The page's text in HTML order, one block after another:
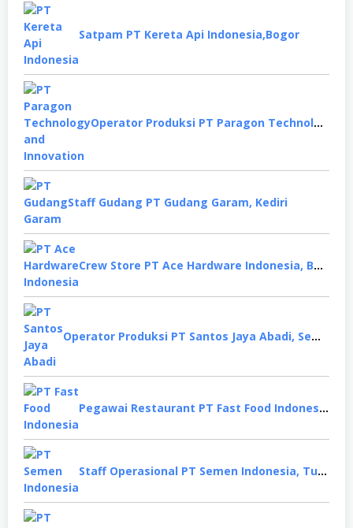
Satpam PT Kereta Api Indonesia,Bogor
Operator Produksi PT Paragon Technology and Innovation, Tangerang
Staff Gudang PT Gudang Garam, Kediri
Crew Store PT Ace Hardware Indonesia, Bekasi
Operator Produksi PT Santos Jaya Abadi, Semarang
Pegawai Restaurant PT Fast Food Indonesia, Surabaya
Staff Operasional PT Semen Indonesia, Tuban